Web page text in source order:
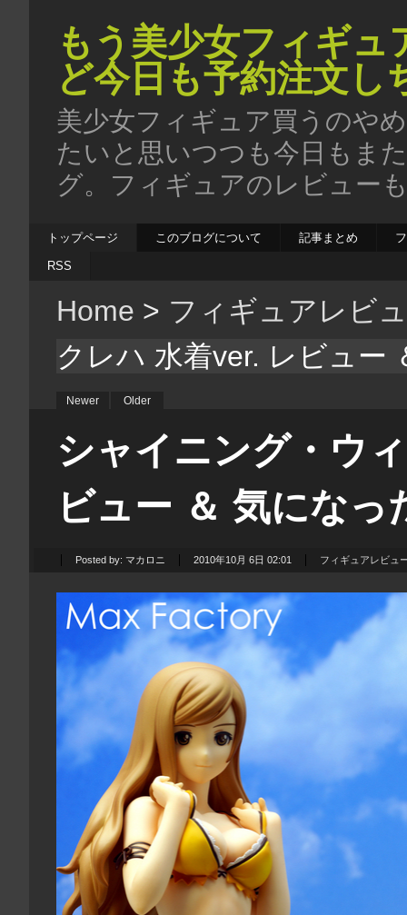
もう美少女フィギ
ど今日も予約注文し
美少女フィギュア買うのや
たいと思いつつも今日もま
グ。フィギュアのレビュー
トップページ このブログについて 記事まとめ
RSS
Home > フィギュアレビ
クレハ 水着ver. レビュー
Newer Older
シャイニング・ウ
ビュー ＆ 気にな
Posted by: マカロニ 2010年10月 6日 02:01 フィギュアレビュ